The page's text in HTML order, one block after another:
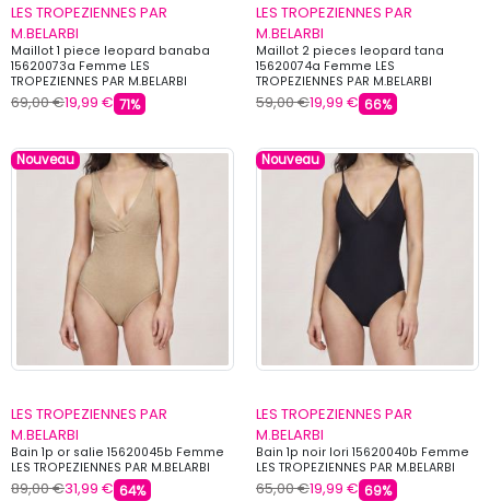
LES TROPEZIENNES PAR
M.BELARBI
Maillot 1 piece leopard banaba
15620073a Femme LES
TROPEZIENNES PAR M.BELARBI
69,00 €19,99 € 71%
LES TROPEZIENNES PAR
M.BELARBI
Maillot 2 pieces leopard tana
15620074a Femme LES
TROPEZIENNES PAR M.BELARBI
59,00 €19,99 € 66%
Nouveau
LES TROPEZIENNES PAR
M.BELARBI
Bain 1p or salie 15620045b Femme
LES TROPEZIENNES PAR M.BELARBI
89,00 €31,99 € 64%
Nouveau
LES TROPEZIENNES PAR
M.BELARBI
Bain 1p noir lori 15620040b Femme
LES TROPEZIENNES PAR M.BELARBI
65,00 €19,99 € 69%